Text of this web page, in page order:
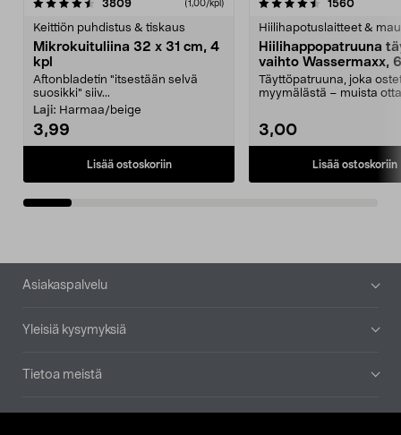
3809arvostelut (1,00/kpl)
Keittiön puhdistus & tiskaus
Mikrokuituliina 32 x 31 cm, 4
kpl
Aftonbladetin "itsestään selvä
suosikki" siiv...
Laji: Harmaa/beige
3,99
Lisää ostoskoriin
4.5viidestä
1560
Hiilihapotuslaitteet &
Hiilihappopatruuna
vaihto Wassermaxx,
Täyttöpatruuna, joka
myymälästä – muista
3,00
Lisää ostoskoriin
4.5viidestä
Alatunniste
Asiakaspalvelu
Yleisiä kysymyksiä
Tietoa meistä